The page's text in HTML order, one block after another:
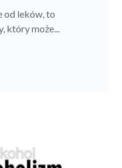
od leków, to
który może...